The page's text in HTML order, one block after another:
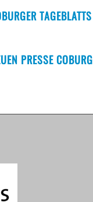
TAGEBLATTS
PRESSE COBURG